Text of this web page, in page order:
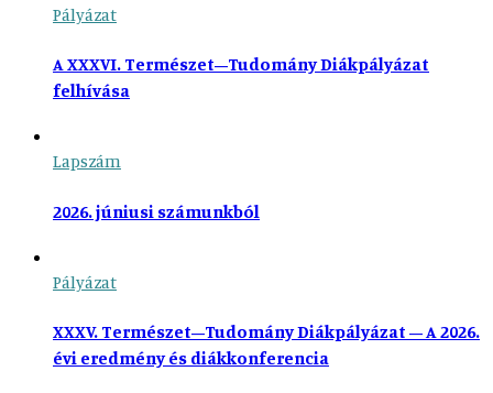
Pályázat
A XXXVI. Természet–Tudomány Diákpályázat
felhívása
Lapszám
2026. júniusi számunkból
Pályázat
XXXV. Természet–Tudomány Diákpályázat – A 2026.
évi eredmény és diákkonferencia